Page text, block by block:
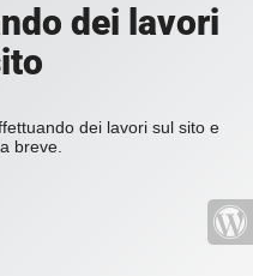
dei lavori
dei lavori sul sito e
breve.